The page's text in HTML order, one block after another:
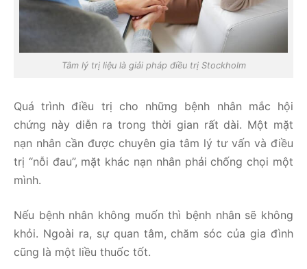
Tâm lý trị liệu là giải pháp điều trị Stockholm
Quá trình điều trị cho những bệnh nhân mắc hội
chứng này diễn ra trong thời gian rất dài. Một mặt
nạn nhân cần được chuyên gia tâm lý tư vấn và điều
trị “nỗi đau”, mặt khác nạn nhân phải chống chọi một
mình.
Nếu bệnh nhân không muốn thì bệnh nhân sẽ không
khỏi. Ngoài ra, sự quan tâm, chăm sóc của gia đình
cũng là một liều thuốc tốt.